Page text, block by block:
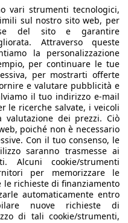
di questo pick-up
sono molto maggiori
mercato indiano, non
per il mercato europeo
meglio alle dimensioni di
può raggiungere i 5,13
e il passo è piuttosto
Nonostante le sue
all’inizio, la figura ci
è in parte dovuto
alta e allo stringersi dei
la fiancata alla
Il veicolo è
vari strumenti tecnologici,
sul nostro sito web, per
del sito e garantire
Attraverso queste
la personalizzazione
per continuare le tue
per mostrarti offerte
e valutare pubblicità e
il tuo indirizzo e-mail
le ricerche salvate, i veicoli
dei prezzi. Ciò
poiché non è necessario
Con il tuo consenso, le
saranno trasmesse ai
Alcuni cookie/strumenti
per memorizzare le
richieste di finanziamento
automaticamente entro
nuove richieste di
di tali cookie/strumenti,